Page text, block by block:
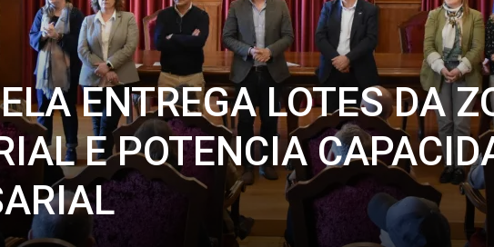
ENTREGA LOTES DA
E POTENCIA